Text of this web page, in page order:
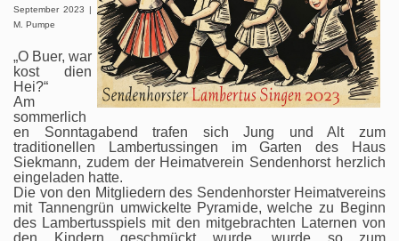
September 2023 |
M. Pumpe
„O Buer, war
kost dien
Hei?“
Am
sommerlich
en Sonntagabend trafen sich Jung und Alt zum
traditionellen Lambertussingen im Garten des Haus
Siekmann, zudem der Heimatverein Sendenhorst herzlich
eingeladen hatte.
Die von den Mitgliedern des Sendenhorster Heimatvereins
mit Tannengrün umwickelte Pyramide, welche zu Beginn
des Lambertusspiels mit den mitgebrachten Laternen von
den Kindern geschmückt wurde, wurde so zum